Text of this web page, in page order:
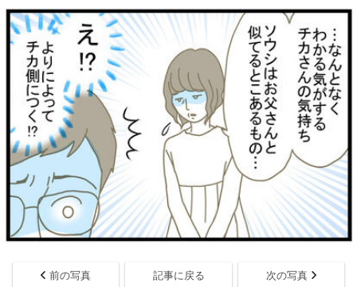
前の写真 記事に戻る 次の写真